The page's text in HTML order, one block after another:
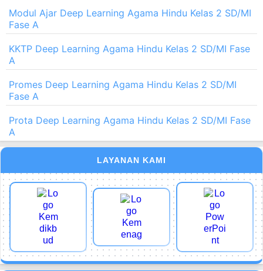
Modul Ajar Deep Learning Agama Hindu Kelas 2 SD/MI
Fase A
KKTP Deep Learning Agama Hindu Kelas 2 SD/MI Fase
A
Promes Deep Learning Agama Hindu Kelas 2 SD/MI
Fase A
Prota Deep Learning Agama Hindu Kelas 2 SD/MI Fase
A
LAYANAN KAMI